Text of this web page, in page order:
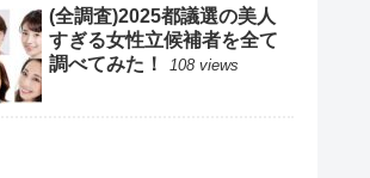
(全調査)2025都議選の美人
すぎる女性立候補者を全て
調べてみた！
108 views